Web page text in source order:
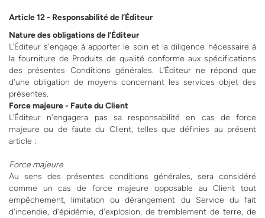
Article 12 - Responsabilité de l’Éditeur
Nature des obligations de l’Éditeur
L’Éditeur s'engage à apporter le soin et la diligence nécessaire à
la fourniture de Produits de qualité conforme aux spécifications
des présentes Conditions générales. L’Éditeur ne répond que
d'une obligation de moyens concernant les services objet des
présentes.
Force majeure - Faute du Client
L’Éditeur n'engagera pas sa responsabilité en cas de force
majeure ou de faute du Client, telles que définies au présent
article :
Force majeure
Au sens des présentes conditions générales, sera considéré
comme un cas de force majeure opposable au Client tout
empêchement, limitation ou dérangement du Service du fait
d'incendie, d'épidémie, d'explosion, de tremblement de terre, de